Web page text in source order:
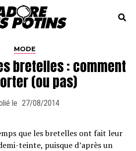
MODE
bretelles : comment
(ou pas)
le 27/08/2014
que les bretelles ont fait leur
teinte, puisque d’après un